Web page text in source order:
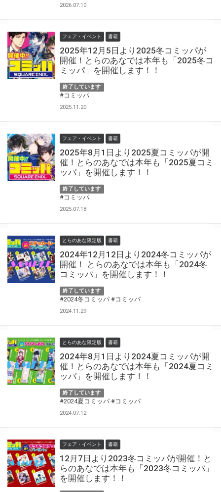
2026.07.10
フェア・イベント 書籍
2025年12月5日より2025冬コミッパが
開催！とらのあなでは本年も「2025冬コ
ミッパ」を開催します！！
終了しています
#コミッパ
2025.11.20
フェア・イベント 書籍
2025年8月1日より2025夏コミッパが開
催！とらのあなでは本年も「2025夏コミ
ッパ」を開催します！！
終了しています
#コミッパ
2025.07.18
とらのあな限定版 書籍
2024年12月12日より2024冬コミッパが
開催！ とらのあなでは本年も「2024冬
コミッパ」を開催します！！
終了しています
#2024冬コミッパ #コミッパ
2024.11.29
とらのあな限定版 書籍
2024年8月1日より2024夏コミッパが開
催！とらのあなでは本年も「2024夏コミ
ッパ」を開催します！！
終了しています
#2024夏コミッパ #コミッパ
2024.07.12
フェア・イベント 書籍
12月7日より2023冬コミッパが開催！と
らのあなでは本年も「2023冬コミッパ」
を開催します！！